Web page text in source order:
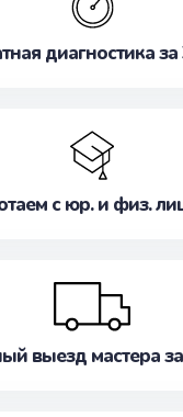
диагностика
с юр. и физ.
выезд мастера